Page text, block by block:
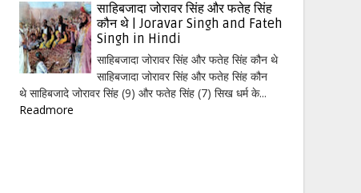
साहिबजादा जोरावर सिंह और फतेह सिंह
कौन थे | Joravar Singh and Fateh
Singh in Hindi
साहिबजादा जोरावर सिंह और फतेह सिंह कौन थे
साहिबजादा जोरावर सिंह और फतेह सिंह कौन
थे साहिबजादे जोरावर सिंह (9) और फतेह सिंह (7) सिख धर्म के...
Readmore